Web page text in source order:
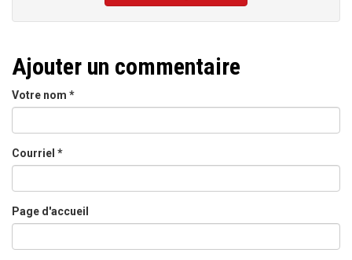
Ajouter un commentaire
Votre nom *
Courriel *
Page d'accueil